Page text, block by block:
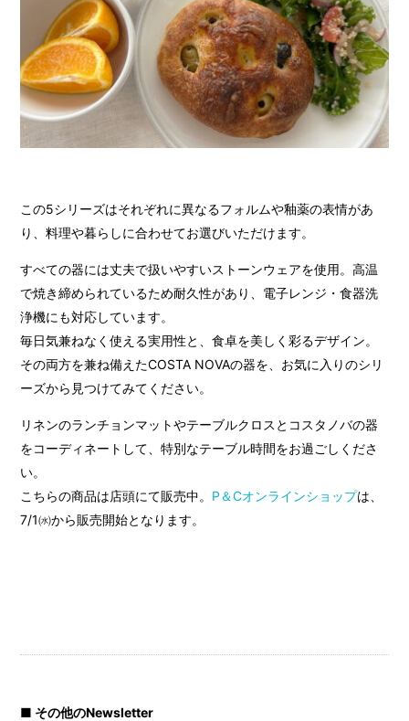
この5シリーズはそれぞれに異なるフォルムや釉薬の表情があ
り、料理や暮らしに合わせてお選びいただけます。
すべての器には丈夫で扱いやすいストーンウェアを使用。高温
で焼き締められているため耐久性があり、電子レンジ・食器洗
浄機にも対応しています。
毎日気兼ねなく使える実用性と、食卓を美しく彩るデザイン。
その両方を兼ね備えたCOSTA NOVAの器を、お気に入りのシリ
ーズから見つけてみてください。
リネンのランチョンマットやテーブルクロスとコスタノバの器
をコーディネートして、特別なテーブル時間をお過ごしくださ
い。
こちらの商品は店頭にて販売中。 P＆Cオンラインショップは、
7/1㈬から販売開始となります。
■ その他のNewsletter